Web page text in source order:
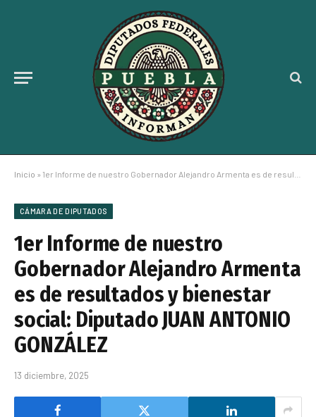
Inicio » 1er Informe de nuestro Gobernador Alejandro Armenta es de resultados y bienestar social: Diputado JUAN ANTONIO GONZÁLEZ
CÁMARA DE DIPUTADOS
1er Informe de nuestro
Gobernador Alejandro Armenta
es de resultados y bienestar
social: Diputado JUAN ANTONIO
GONZÁLEZ
13 diciembre, 2025